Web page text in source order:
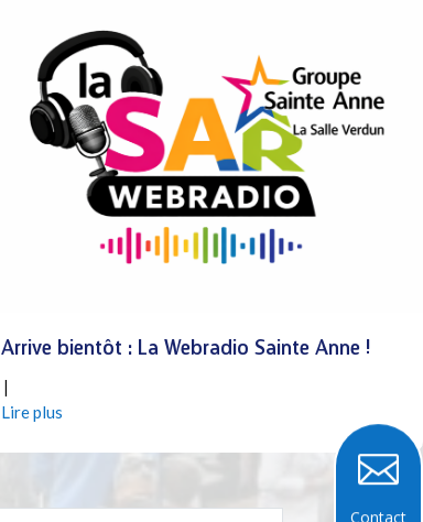
Arrive bientôt : La Webradio Sainte Anne !
|
Lire plus

Contact